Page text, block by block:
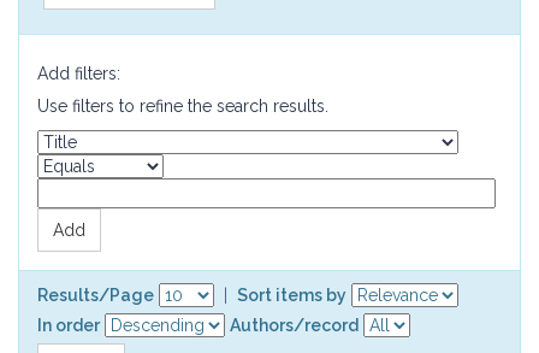
Add filters:
Use filters to refine the search results.
Results/Page
Sort items by
In order
Authors/record